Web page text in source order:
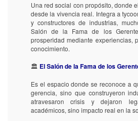
Una red social con propósito, donde
desde la vivencia real. Integra a
y constructores de industrias,
Salón de la Fama de los
prosperidad mediante experiencias,
conocimiento.
🏛️ El Salón de la Fama de los
Es el espacio donde se reconoce a
gerencia, sino que construyeron
atravesaron crisis y dejaron
académicos, sino impacto real en la
Inicial
A
usuarios
finales
A
Anual
Inicial
A
usuarios
finales
A
Anual